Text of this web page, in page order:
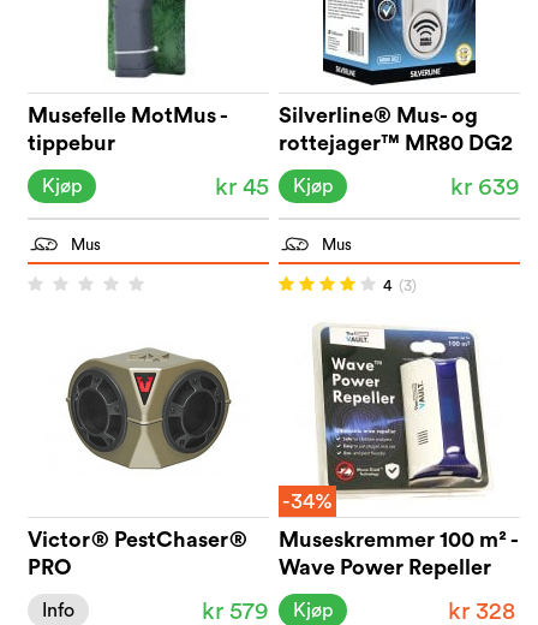
Musefelle MotMus -
tippebur
kr 45
Kjøp
Silverline® Mus- og
rottejager™ MR80 DG2
kr 639
Kjøp
Mus
Victor® PestChaser®
PRO
kr 579
Info
Mus
4 (3)
-34%
Museskremmer 100 m² -
Wave Power Repeller
kr 328
Kjøp